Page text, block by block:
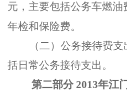
元，主要包括公务车燃油
年检和保险费。
（二）公务接待费
括日常公务接待支出。
第二部分 2013年江